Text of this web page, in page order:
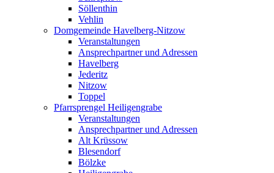
Söllenthin
Vehlin
Domgemeinde Havelberg-Nitzow
Veranstaltungen
Ansprechpartner und Adressen
Havelberg
Jederitz
Nitzow
Toppel
Pfarrsprengel Heiligengrabe
Veranstaltungen
Ansprechpartner und Adressen
Alt Krüssow
Blesendorf
Bölzke